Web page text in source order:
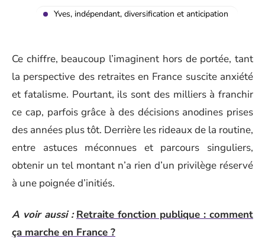
Yves, indépendant, diversification et anticipation
Ce chiffre, beaucoup l’imaginent hors de portée, tant
la perspective des retraites en France suscite anxiété
et fatalisme. Pourtant, ils sont des milliers à franchir
ce cap, parfois grâce à des décisions anodines prises
des années plus tôt. Derrière les rideaux de la routine,
entre astuces méconnues et parcours singuliers,
obtenir un tel montant n’a rien d’un privilège réservé
à une poignée d’initiés.
A voir aussi : Retraite fonction publique : comment
ça marche en France ?